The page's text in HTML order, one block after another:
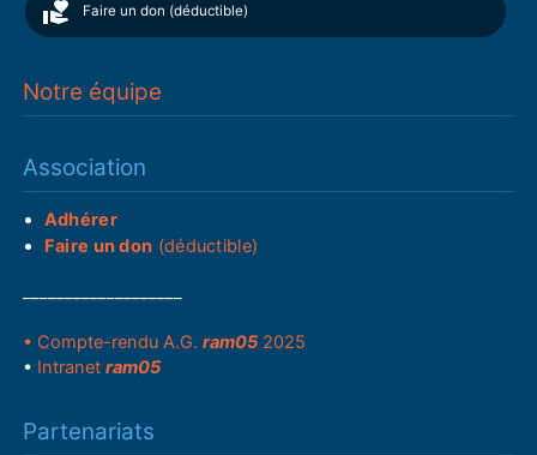
Faire un don (déductible)
Notre équipe
Association
Adhérer
Faire un don (déductible)
• Compte-rendu A.G.ram05 2025
• Intranetram05
Partenariats